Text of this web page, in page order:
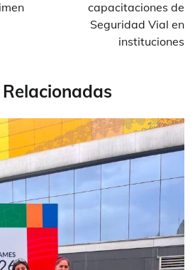
capacitaciones de
Seguridad Vial en
instituciones